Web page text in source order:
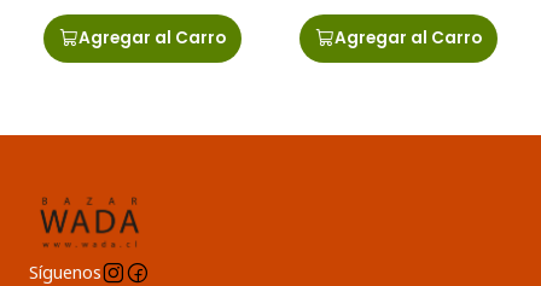
Agregar al Carro Agregar al Carro
Síguenos